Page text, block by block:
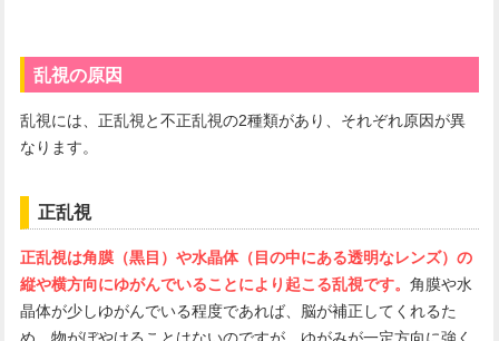
乱視の原因
乱視には、正乱視と不正乱視の2種類があり、それぞれ原因が異
なります。
正乱視
正乱視は角膜（黒目）や水晶体（目の中にある透明なレンズ）の
縦や横方向にゆがんでいることにより起こる乱視です。 角膜や水
晶体が少しゆがんでいる程度であれば、脳が補正してくれるた
め、物がぼやけることはないのですが、ゆがみが一定方向に強く